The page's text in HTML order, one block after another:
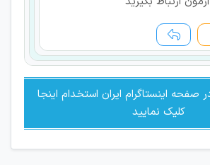
اینستاگرام ایران استخدام اینجا
کلیک نمایید